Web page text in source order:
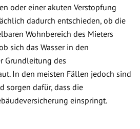
oder einer akuten Verstopfung
dadurch entschieden, ob die
Wohnbereich des Mieters
sich das Wasser in den
Grundleitung des
In den meisten Fällen jedoch sind
sorgen dafür, dass die
einspringt.